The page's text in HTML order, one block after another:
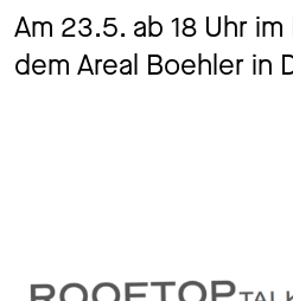
Am 23.5. ab 18 Uhr
dem Areal Boehler in